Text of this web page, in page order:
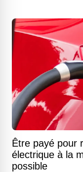
Être payé pour
électrique à la
possible